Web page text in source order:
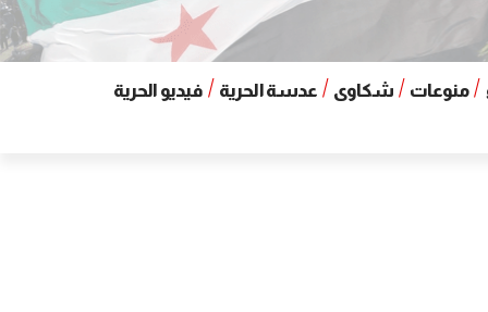
منوعات شكاوى عدسة الحرية فيديو الحرية